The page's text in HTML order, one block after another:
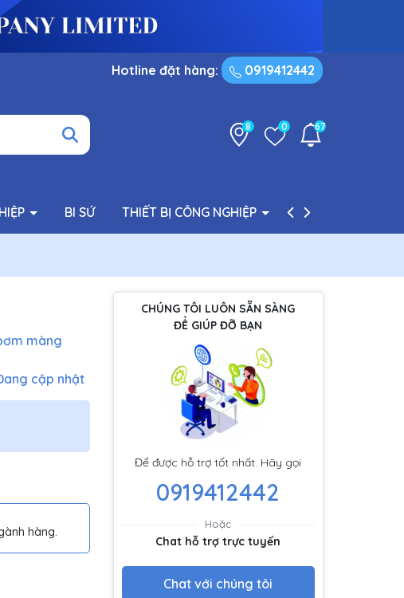
Hotline đặt hàng: 0919412442
8 0 67
BI SỨ THIẾT BỊ CÔNG NGHIỆP PHỤ TÙNG BƠM
màng
cập nhật
hàng.
CHÚNG TÔI LUÔN SẴN SÀNG
ĐỂ GIÚP ĐỠ BẠN
Để được hỗ trợ tốt nhất. Hãy gọi
0919412442
Hoặc
Chat hỗ trợ trực tuyến
Chat với chúng tôi